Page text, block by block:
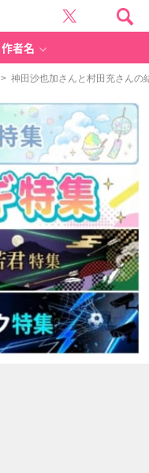
作者名
> 神田沙也加さんと村田充さんの